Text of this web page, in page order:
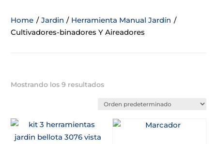
Home / Jardin / Herramienta Manual Jardín /
Cultivadores-binadores Y Aireadores
Mostrando los 9 resultados